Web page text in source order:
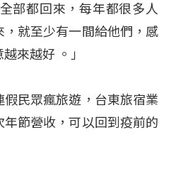
部都回來，每年都很多人
，就至少有一間給他們，感
來越好 。」
民眾瘋旅遊，台東旅宿業
節營收，可以回到疫前的